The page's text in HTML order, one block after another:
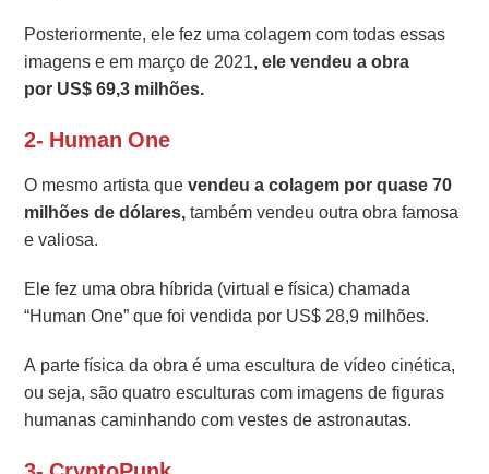
Posteriormente, ele fez uma colagem com todas essas
imagens e em março de 2021,ele vendeu a obra
por US$ 69,3 milhões.
2- Human One
O mesmo artista quevendeu a colagem por quase 70
milhões de dólares,também vendeu outra obra famosa
e valiosa.
Ele fez uma obra híbrida (virtual e física) chamada
“Human One” que foi vendida por US$ 28,9 milhões.
A parte física da obra é uma escultura de vídeo cinética,
ou seja, são quatro esculturas com imagens de figuras
humanas caminhando com vestes de astronautas.